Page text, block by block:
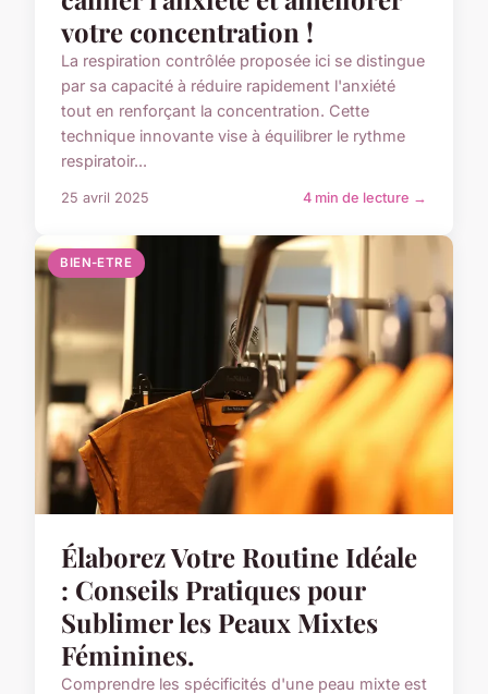
votre concentration !
La respiration contrôlée proposée ici se distingue
par sa capacité à réduire rapidement l'anxiété
tout en renforçant la concentration. Cette
technique innovante vise à équilibrer le rythme
respiratoir...
25 avril 2025 4 min de lecture →
BIEN-ETRE
Élaborez Votre Routine Idéale
: Conseils Pratiques pour
Sublimer les Peaux Mixtes
Féminines.
Comprendre les spécificités d'une peau mixte est